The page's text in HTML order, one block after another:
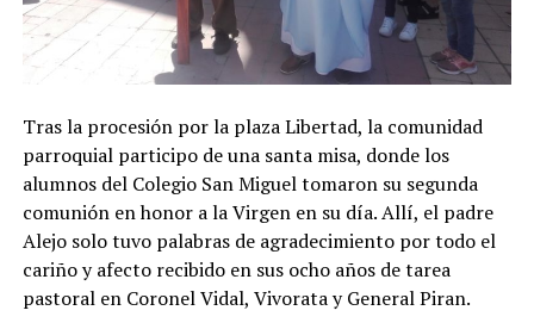
Tras la procesión por la plaza Libertad, la comunidad
parroquial participo de una santa misa, donde los
alumnos del Colegio San Miguel tomaron su segunda
comunión en honor a la Virgen en su día. Allí, el padre
Alejo solo tuvo palabras de agradecimiento por todo el
cariño y afecto recibido en sus ocho años de tarea
pastoral en Coronel Vidal, Vivorata y General Piran.